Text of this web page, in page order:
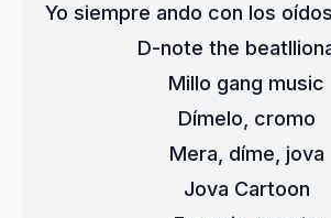
Yo siempre ando con los
D-note the
Millo gang music
Dímelo, cromo
Mera, díme, jova
Jova Cartoon